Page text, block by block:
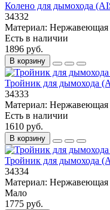
Колено для дымохода
34332
Материал: Нержавеющая
Есть в наличии
1896 руб.
В корзину
Тройник для дымохода
34333
Материал: Нержавеющая
Есть в наличии
1610 руб.
В корзину
Тройник для дымохода
34334
Материал: Нержавеющая
Мало
1775 руб.